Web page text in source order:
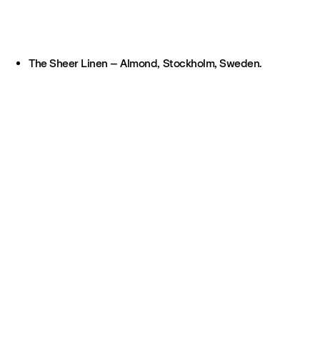
The Sheer Linen – Almond, Stockholm, Sweden.